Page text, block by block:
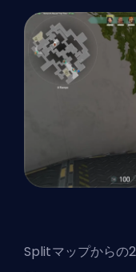
Splitマップからの